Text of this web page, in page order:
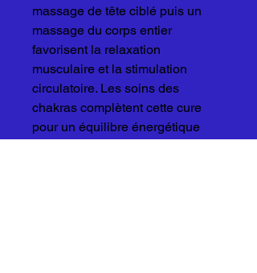
massage de tête ciblé puis un
massage du corps entier
favorisent la relaxation
musculaire et la stimulation
circulatoire. Les soins des
chakras complètent cette cure
pour un équilibre énergétique